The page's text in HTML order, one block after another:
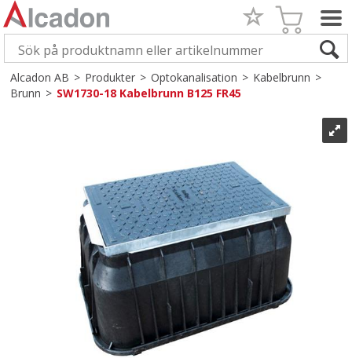
Alcadon AB>Produkter>Optokanalisation>Kabelbrunn>
Brunn>SW1730-18 Kabelbrunn B125 FR45